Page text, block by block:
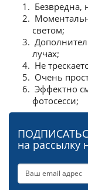
Безвредна,
светом;
лучах;
Не
Очень
Эффектно
фотосесси;
на рассылку